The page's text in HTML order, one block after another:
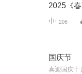
2025《
206
国庆节